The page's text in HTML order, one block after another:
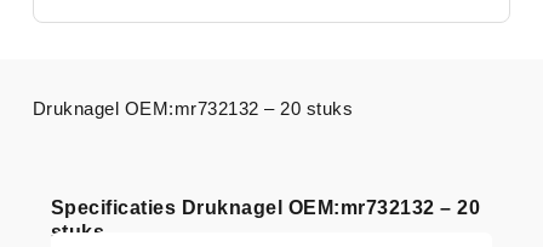
Specificaties Druknagel OEM:mr732132 – 20
stuks
Druknagel OEM:mr732132 – 20 stuks